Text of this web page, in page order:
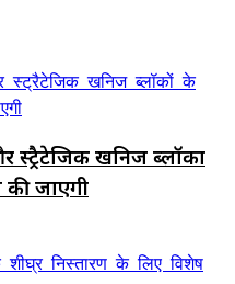
स्ट्रैटेजिक खनिज ब्लॉकों
जाएगी